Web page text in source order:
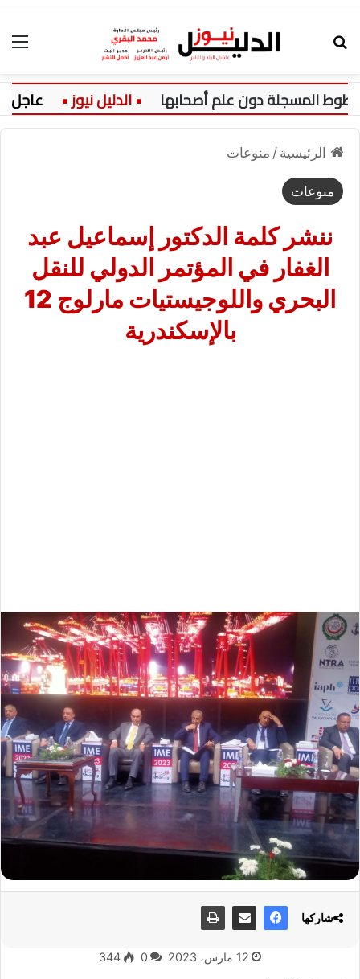
المسجلة دون علم أصحابها عاجل:
الرئيسية / منوعات
منوعات
ننشر كلمة الدكتور إسماعيل عبد
الغفار في المؤتمر الدولي للنقل
البحري واللوجيستيات مارلوج 12
بالإسكندرية
12 مارس، 2023 0
344
شاركها